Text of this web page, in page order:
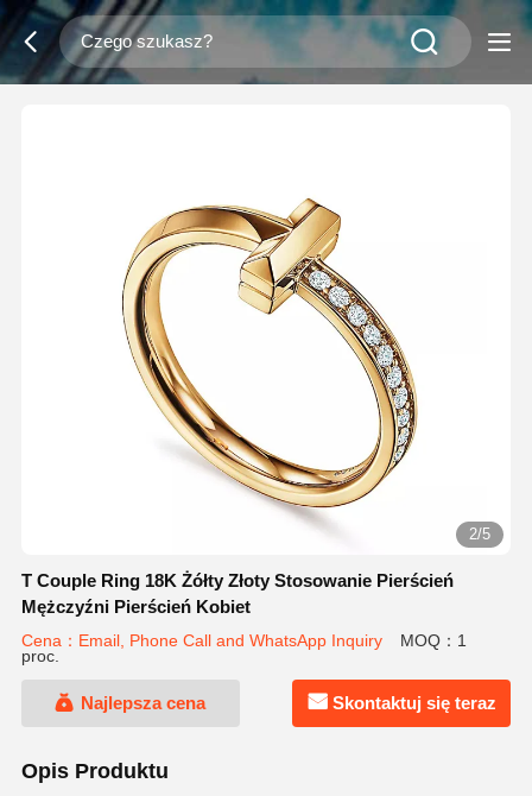
2/5
T Couple Ring 18K Żółty Złoty Stosowanie Pierścień
Mężczyźni Pierścień Kobiet
Cena：Email, Phone Call and WhatsApp Inquiry
MOQ：1
proc.
Najlepsza cena Skontaktuj się teraz
Opis Produktu